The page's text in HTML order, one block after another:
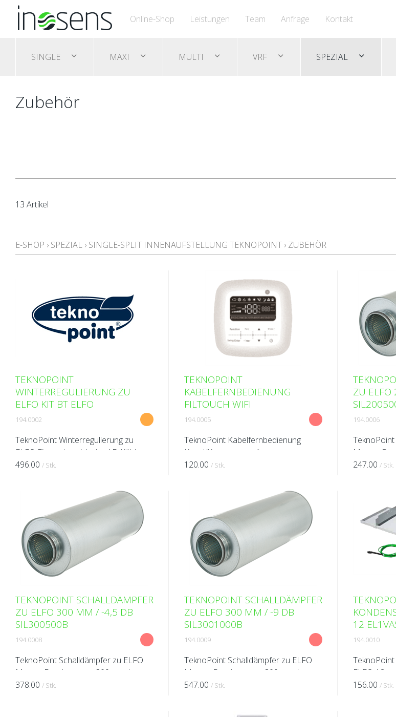
Online-Shop Leistungen Team Anfrage Kontakt
SINGLE MAXI MULTI VRF SPEZIAL
Zubehör
13 Artikel
E-SHOP › SPEZIAL › SINGLE-SPLIT INNENAUFSTELLUNG TEKNOPOINT › ZUBEHÖR
TEKNOPOINT
WINTERREGULIERUNG ZU
ELFO KIT BT ELFO
194.0002
TeknoPoint Winterregulierung zu
ELFO Einsatzbereich der AE: Kühlen
-15 - 55°C / Heizen -20 - 30°C Ab
496.00 / Stk.
TEKNOPOINT
KABELFERNBEDIENUNG
FILTOUCH WIFI
194.0005
TeknoPoint Kabelfernbedienung
Kanal/Kassettengerät
120.00 / Stk.
ZU
194.0006
Masse:
Länge 500
247.00 / Stk.
TEKNOPOINT SCHALLDÄMPFER
ZU ELFO 300 MM / -4,5 DB
SIL300500B
194.0008
TeknoPoint Schalldämpfer zu ELFO
Masse: Durchmesser 300 mm /
Länge 500 mm Reduktion: 4,5 dB(A)
378.00 / Stk.
TEKNOPOINT SCHALLDÄMPFER
ZU ELFO 300 MM / -9 DB
SIL3001000B
194.0009
TeknoPoint Schalldämpfer zu ELFO
Masse: Durchmesser 300 mm /
Länge 1000 mm Reduktion: 9 dB(A)
547.00 / Stk.
12
194.0010
ELFO-12
156.00 / Stk.